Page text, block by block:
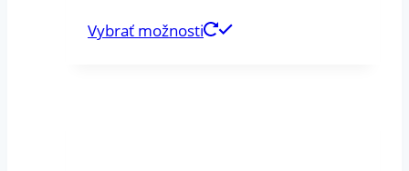
Vybrať možnosti